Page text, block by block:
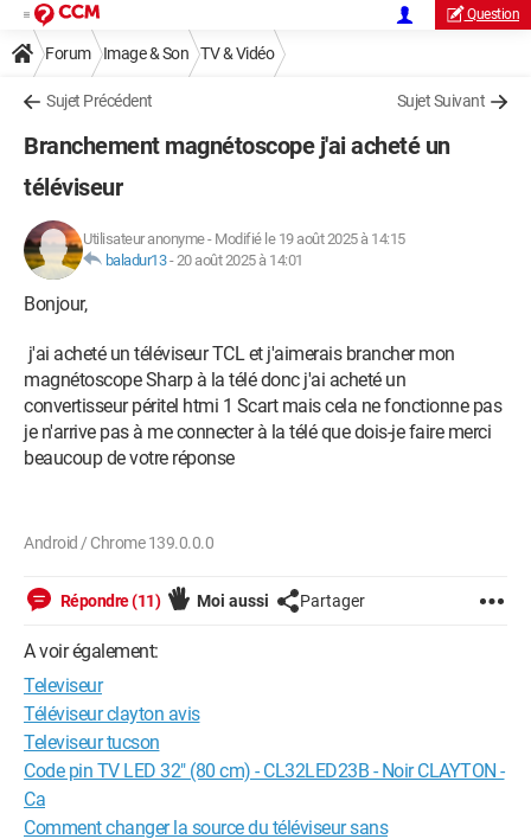
Question
Forum Image & Son TV & Vidéo
Sujet Précédent Sujet Suivant
Branchement magnétoscope j'ai acheté un
téléviseur
Utilisateur anonyme- Modifié le 19 août 2025 à 14:15
baladur13-20 août 2025 à 14:01
Bonjour,
j'ai acheté un téléviseur TCL et j'aimerais brancher mon
magnétoscope Sharp à la télé donc j'ai acheté un
convertisseur péritel htmi 1 Scart mais cela ne fonctionne pas
je n'arrive pas à me connecter à la télé que dois-je faire merci
beaucoup de votre réponse
Android / Chrome 139.0.0.0
Répondre (11) Moi aussi Partager
A voir également:
Televiseur
Téléviseur clayton avis
Televiseur tucson
Code pin TV LED 32" (80 cm) - CL32LED23B - Noir CLAYTON -
Ca
Comment changer la source du téléviseur sans